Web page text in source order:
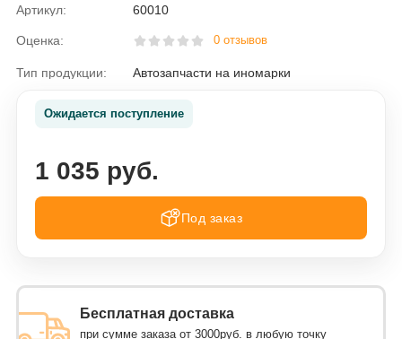
Артикул: 60010
Оценка: 0 отзывов
Тип продукции: Автозапчасти на иномарки
Ожидается поступление
1 035 руб.
Под заказ
Бесплатная доставка
при сумме заказа от 3000руб. в любую точку